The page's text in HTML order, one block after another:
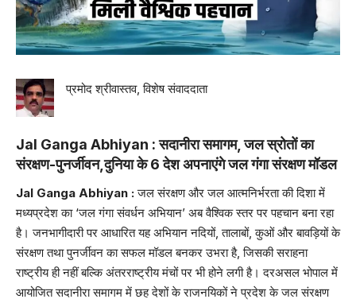
प्रमोद श्रीवास्तव, विशेष संवाददाता
Jal Ganga Abhiyan :सदानीरा समागम, जल स्रोतों का
संरक्षण-पुनर्जीवन,दुनिया के 6 देश अपनाएंगे जल गंगा संरक्षण मॉडल
Jal Ganga Abhiyan :जल संरक्षण और जल आत्मनिर्भरता की दिशा में
मध्यप्रदेश का ‘जल गंगा संवर्धन अभियान’ अब वैश्विक स्तर पर पहचान बना रहा
है। जनभागीदारी पर आधारित यह अभियान नदियों, तालाबों, कुओं और बावड़ियों के
संरक्षण तथा पुनर्जीवन का सफल मॉडल बनकर उभरा है, जिसकी सराहना
राष्ट्रीय ही नहीं बल्कि अंतरराष्ट्रीय मंचों पर भी होने लगी है। दरअसल भोपाल में
आयोजित सदानीरा समागम में छह देशों के राजनयिकों ने प्रदेश के जल संरक्षण